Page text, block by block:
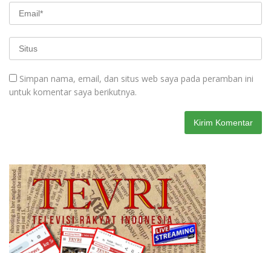
Simpan nama, email, dan situs web saya pada peramban ini
untuk komentar saya berikutnya.